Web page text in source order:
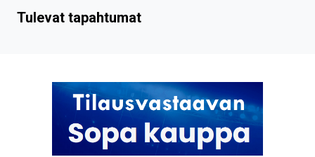
Tulevat tapahtumat